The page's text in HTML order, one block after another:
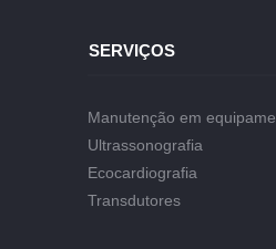
SERVIÇOS
Manutenção em
Ultrassonografia
Ecocardiografia
Transdutores